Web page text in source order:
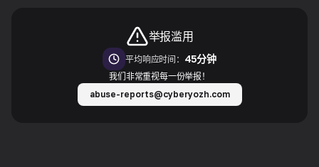
举报滥用
平均响应时间： 45分钟
我们非常重视每一份举报！
abuse-reports@cyberyozh.com